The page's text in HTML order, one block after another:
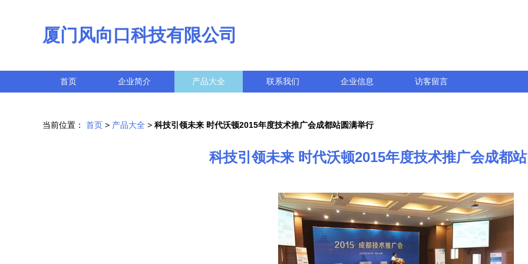
厦门风向口科技有限公司
首页 企业简介 产品大全 联系我们 企业信息 访客留言
当前位置： 首页 > 产品大全 > 科技引领未来 时代沃顿2015年度技术推广会成都站圆满举行
科技引领未来 时代沃顿2015年度技术推广会成都